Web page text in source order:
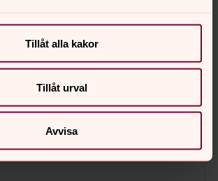
Tillåt alla kakor
Tillåt urval
Avvisa